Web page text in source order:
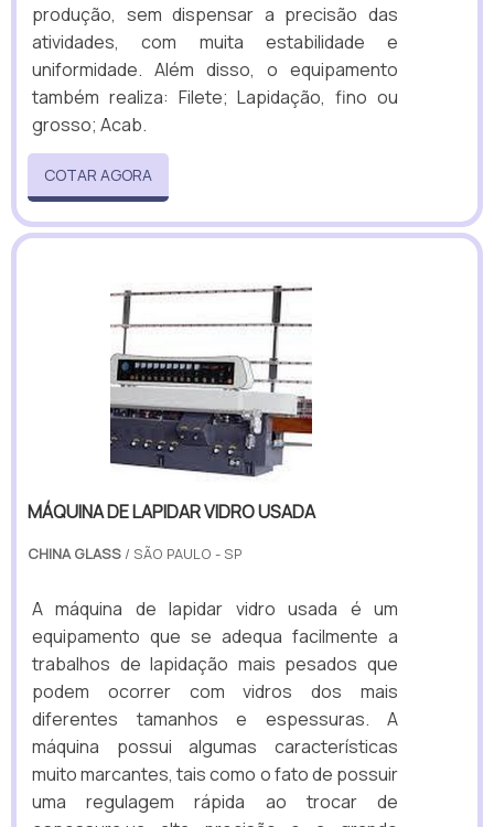
produção, sem dispensar a precisão das
atividades, com muita estabilidade e
uniformidade. Além disso, o equipamento
também realiza: Filete; Lapidação, fino ou
grosso; Acab.
COTAR AGORA
MÁQUINA DE LAPIDAR VIDRO USADA
CHINA GLASS / SÃO PAULO - SP
A máquina de lapidar vidro usada é um
equipamento que se adequa facilmente a
trabalhos de lapidação mais pesados que
podem ocorrer com vidros dos mais
diferentes tamanhos e espessuras. A
máquina possui algumas características
muito marcantes, tais como o fato de possuir
uma regulagem rápida ao trocar de